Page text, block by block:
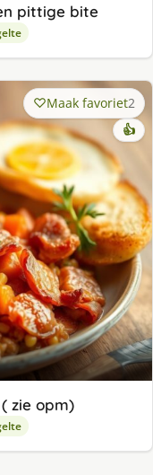
pittige bite
Maak favoriet2
👍
zie opm)